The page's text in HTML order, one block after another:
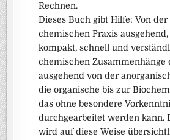
Rechnen.
Dieses Buch gibt Hilfe: Von
chemischen Praxis
kompakt, schnell und
chemischen Zusammenhänge
ausgehend von der
die organische bis zur
das ohne besondere
durchgearbeitet werden kann.
wird auf diese Weise